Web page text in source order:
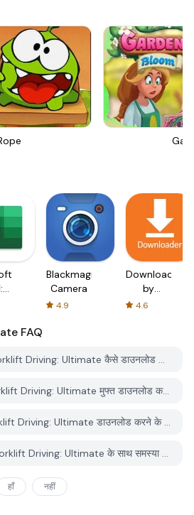
Blackmagic
Camera
4.9
Downloader
by
AFTVnews
4.6
FAQ
मैं PGYER APK HUB से Forklift Driving: Ultimate कैसे डाउनलोड करूं?
PGYER APK HUB पर Forklift Driving: Ultimate मुफ्त डाउनलोड करने के लिए है?
PGYER APK HUB से Forklift Driving: Ultimate डाउनलोड करने के लिए मुझे एक खाता चाहिए?
मैं PGYER APK HUB पर Forklift Driving: Ultimate के साथ समस्या कैसे रिपोर्ट कर सकता हूँ?
हाँ नहीं